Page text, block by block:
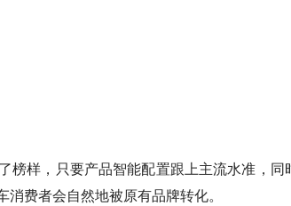
榜样，只要产品智能配置跟上主流水准，同
费者会自然地被原有品牌转化。